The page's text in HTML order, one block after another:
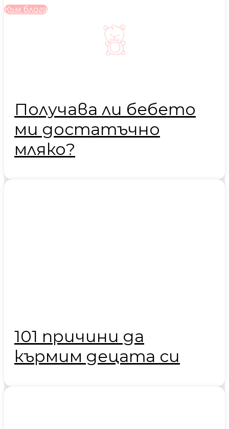
Към блога
Получава ли бебето
ми достатъчно
мляко?
101 причини да
кърмим децата си